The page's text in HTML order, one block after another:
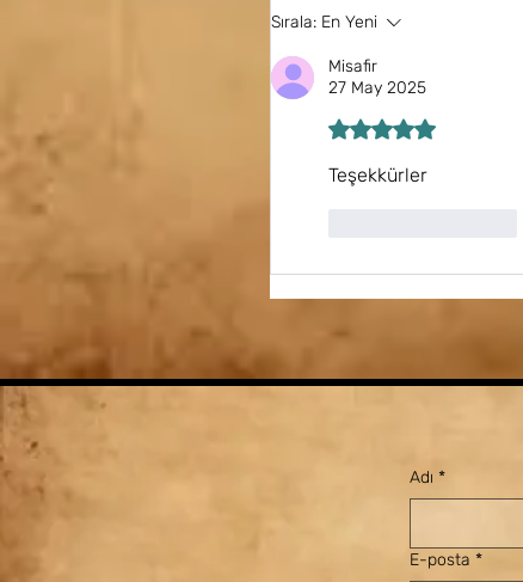
Sırala: En Yeni
Misafir
27 May 2025
5 üzerinden 5 yıldız
Teşekkürler
Adı *
E-posta *